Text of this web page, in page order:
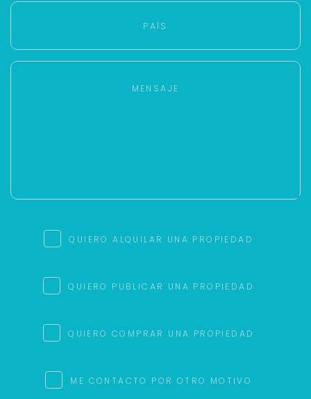
QUIERO ALQUILAR UNA PROPIEDAD
QUIERO PUBLICAR UNA PROPIEDAD
QUIERO COMPRAR UNA PROPIEDAD
ME CONTACTO POR OTRO MOTIVO